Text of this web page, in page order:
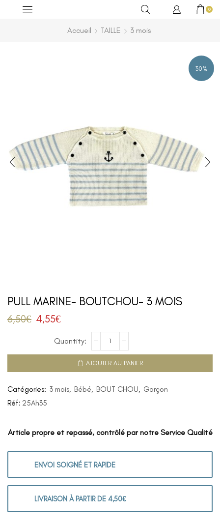
0
Accueil TAILLE 3 mois
30%
PULL MARINE- BOUTCHOU- 3 MOIS
6,50€ 4,55€
AJOUTER AU PANIER
Catégories: 3 mois, Bébé, BOUT CHOU, Garçon
Réf: 25Ah35
Article propre et repassé, contrôlé par notre Service Qualité
ENVOI SOIGNÉ ET RAPIDE
LIVRAISON À PARTIR DE 4,50€